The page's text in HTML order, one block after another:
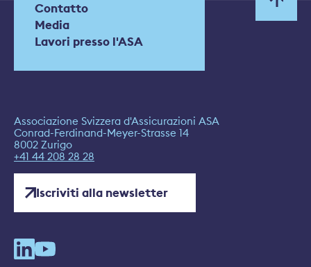
Contatto
Media
Lavori presso l'ASA
Associazione Svizzera d'Assicurazioni ASA
Conrad-Ferdinand-Meyer-Strasse 14
8002 Zurigo
+41 44 208 28 28
Iscriviti alla newsletter